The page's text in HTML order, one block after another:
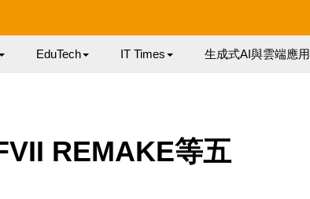
EduTech IT Times 生成式AI與雲端應用
REMAKE等五